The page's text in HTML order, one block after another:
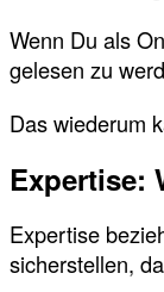
Wenn Du als
gelesen zu
Das wiederum
Expertise:
Expertise
sicherstellen,